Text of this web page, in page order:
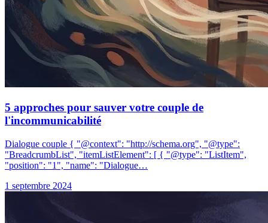
5 approches pour sauver votre couple de
l'incommunicabilité
Dialogue couple { "@context": "http://schema.org", "@type":
"BreadcrumbList", "itemListElement": [ { "@type": "ListItem",
"position": "1", "name": "Dialogue…
1 septembre 2024